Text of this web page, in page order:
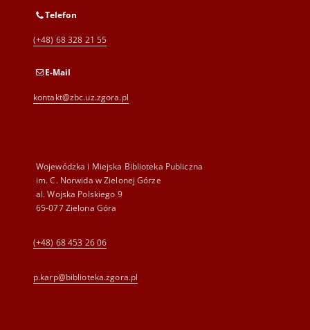
Telefon
(+48) 68 328 21 55
E-Mail
kontakt@zbc.uz.zgora.pl
Wojewódzka i Miejska Biblioteka Publiczna
im. C. Norwida w Zielonej Górze
al. Wojska Polskiego 9
65-077 Zielona Góra
(+48) 68 453 26 06
p.karp@biblioteka.zgora.pl